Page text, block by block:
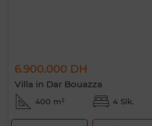
6.900.000 DH
Villa in Dar Bouazza
400 m² 4 Slk.